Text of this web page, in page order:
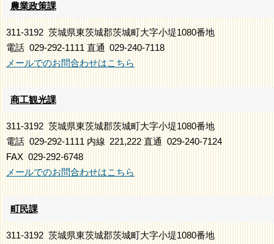
農業政策課
311-3192 茨城県東茨城郡茨城町大字小堤1080番地
電話 029-292-1111 直通 029-240-7118
メールでのお問合わせはこちら
商工観光課
311-3192 茨城県東茨城郡茨城町大字小堤1080番地
電話 029-292-1111 内線 221,222 直通
029-240-7124
FAX 029-292-6748
メールでのお問合わせはこちら
町民課
311-3192 茨城県東茨城郡茨城町大字小堤1080番地